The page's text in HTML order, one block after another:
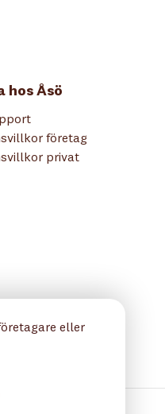
hos Åsö
företag
privat
eller